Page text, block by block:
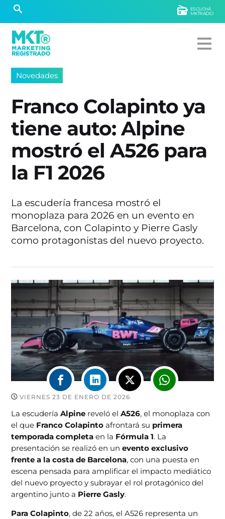
ESCUCHÁ
MKTRADIO
Novedades
Franco Colapinto ya
tiene auto: Alpine
mostró el A526 para
la F1 2026
La escudería francesa mostró el
monoplaza para 2026 en un evento en
Barcelona, con Colapinto y Pierre Gasly
como protagonistas del nuevo proyecto.
VIERNES 23 DE ENERO DE 2026
La escuderíaAlpine reveló el A526, el monoplaza con
el que Franco Colapinto afrontará su primera
temporada completa en la Fórmula 1. La
presentación se realizó en unevento exclusivo
frente a la costa de Barcelona, con una puesta en
escena pensada para amplificar el impacto mediático
del nuevo proyecto y subrayar el rol protagónico del
argentino junto a Pierre Gasly.
Para Colapinto, de 22 años, el A526 representa un